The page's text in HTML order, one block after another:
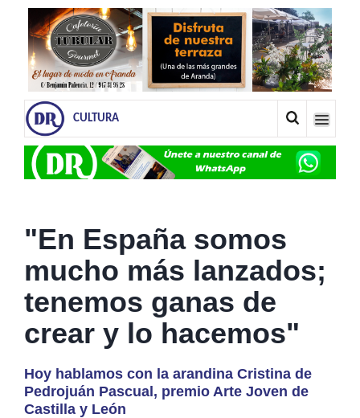
CULTURA
"En España somos
mucho más lanzados;
tenemos ganas de
crear y lo hacemos"
Hoy hablamos con la arandina Cristina de
Pedrojuán Pascual, premio Arte Joven de
Castilla y León